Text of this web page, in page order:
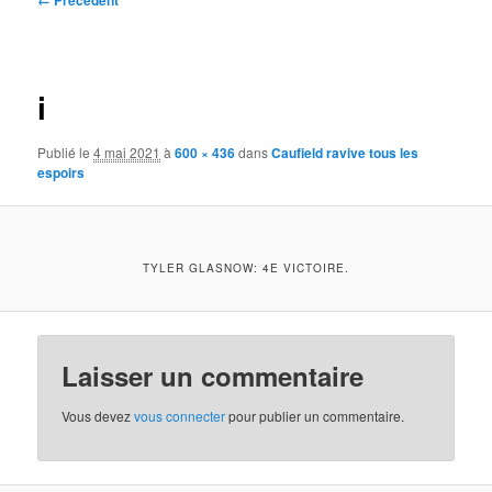
i
Publié le4 mai 2021 à600 × 436dansCaufield ravive tous les
espoirs
TYLER GLASNOW: 4E VICTOIRE.
Laisser un commentaire
Vous devezvous connecterpour publier un commentaire.